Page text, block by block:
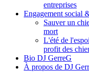
entreprises
Engagement social
Sauver un
mort
L'été de
profit des
Bio DJ GerreG
À propos de DJ